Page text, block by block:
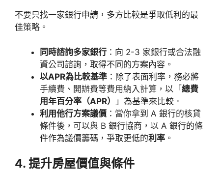
不要只找一家銀行申請，多方比較是爭取低利的最
佳策略。
同時諮詢多家銀行 ：向 2-3 家銀行或合法融
資公司諮詢，取得不同的方案內容。
以APR為比較基準 ：除了表面利率，務必將
手續費、開辦費等費用納入計算，以「總費
用年百分率（APR）
」為基準來比較。
利用他行方案議價 ：當你拿到 A 銀行的核貸
條件後，可以與 B 銀行協商，以 A 銀行的條
件作為議價籌碼，爭取更低的利率 。
4. 提升房屋價值與條件